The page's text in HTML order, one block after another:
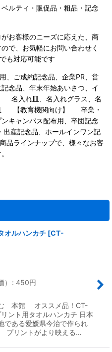
ルティ・販促品・粗品・記念
お客様のニーズに応えた、商
で、お気軽にお問い合わせく
も対応可能です
ご成約記念品、企業PR、営
念品、年末年始あいさつ、イ
入れ皿、名入れグラス、名
皿 【教育機関向け】 卒業・
キャンパス配布用、卒団記念
記念品、ホールインワン記
ラインナップで、様々なお客
オルハンカチ [CT-
: 450円
本館 オススメ品！CT-
ント用タオルハンカチ 日本
である愛媛県今治で作られ
プリントがより映える…